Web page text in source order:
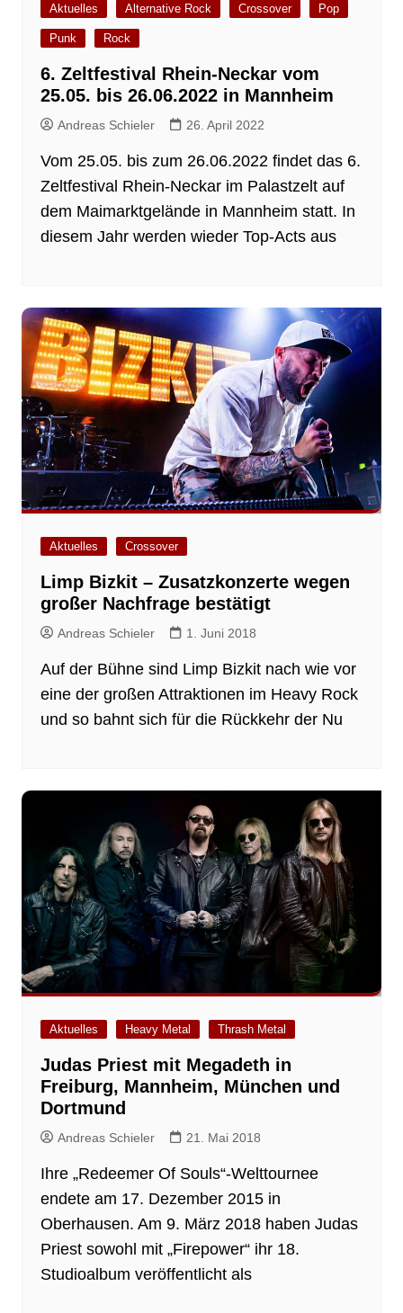
Aktuelles Alternative Rock Crossover Pop
Punk Rock
6. Zeltfestival Rhein-Neckar vom
25.05. bis 26.06.2022 in Mannheim
Andreas Schieler 26. April 2022
Vom 25.05. bis zum 26.06.2022 findet das 6.
Zeltfestival Rhein-Neckar im Palastzelt auf
dem Maimarktgelände in Mannheim statt. In
diesem Jahr werden wieder Top-Acts aus
Aktuelles Crossover
Limp Bizkit – Zusatzkonzerte wegen
großer Nachfrage bestätigt
Andreas Schieler 1. Juni 2018
Auf der Bühne sind Limp Bizkit nach wie vor
eine der großen Attraktionen im Heavy Rock
und so bahnt sich für die Rückkehr der Nu
Aktuelles Heavy Metal Thrash Metal
Judas Priest mit Megadeth in
Freiburg, Mannheim, München und
Dortmund
Andreas Schieler 21. Mai 2018
Ihre „Redeemer Of Souls“-Welttournee
endete am 17. Dezember 2015 in
Oberhausen. Am 9. März 2018 haben Judas
Priest sowohl mit „Firepower“ ihr 18.
Studioalbum veröffentlicht als